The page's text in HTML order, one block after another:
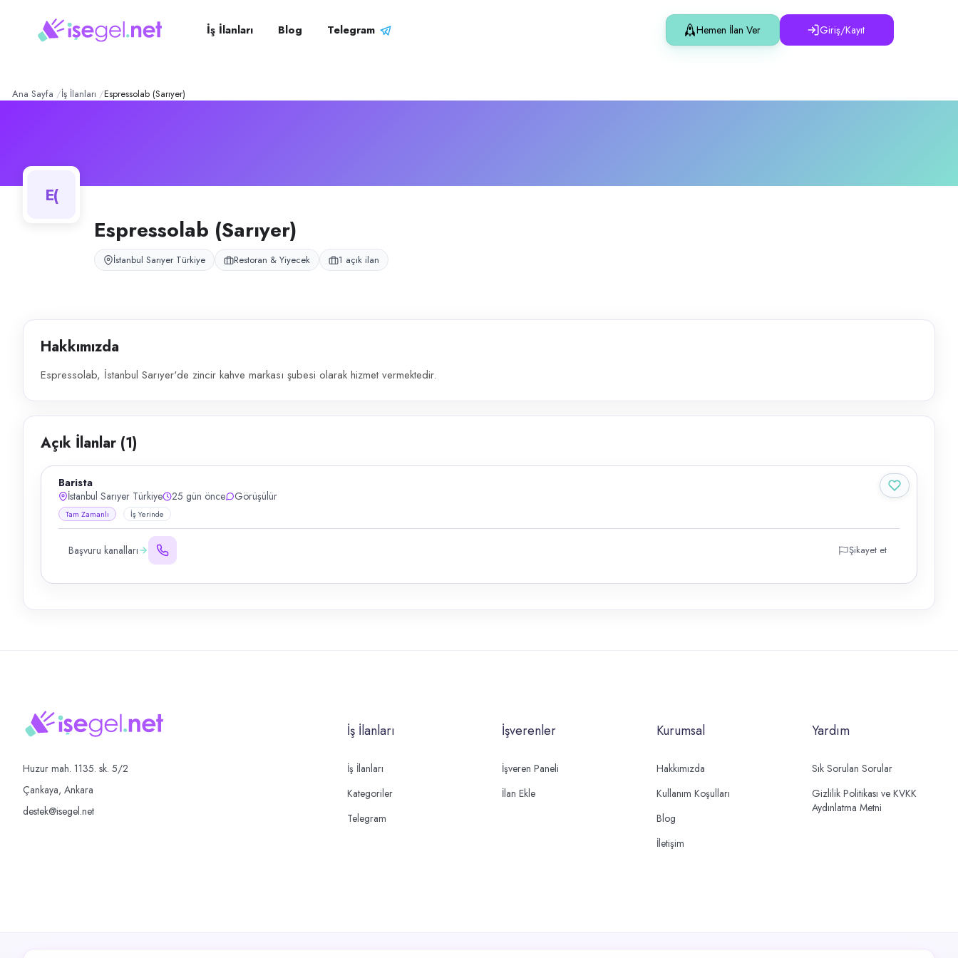
(Sarıyer) – Şirket Profili
Espressolab, İstanbul Sarıyer'de zincir kahve markası şubesi olarak hizmet vermektedir.
pozisyonlar İş İlanları Blog Telegram Hemen İlan Ver Giriş/Kayıt
Ana Sayfa İş İlanları Espressolab (Sarıyer)
E(
Espressolab (Sarıyer)
İstanbul Sarıyer Türkiye Restoran & Yiyecek 1 açık ilan
Hakkımızda
Espressolab, İstanbul Sarıyer'de zincir kahve markası şubesi olarak hizmet vermektedir.
Açık İlanlar (1)
Barista
İstanbul Sarıyer Türkiye
25 gün önce Görüşülür
Tam Zamanlı İş Yerinde
Başvuru kanalları Şikayet et
Huzur mah. 1135. sk. 5/2
Çankaya, Ankara
destek@isegel.net
İş İlanları
İş İlanları
Kategoriler
Telegram
İşverenler
İşveren Paneli
İlan Ekle
Kurumsal
Hakkımızda
Kullanım Koşulları
Blog
İletişim
Yardım
Sık Sorulan Sorular
Gizlilik Politikası ve KVKK
Aydınlatma Metni